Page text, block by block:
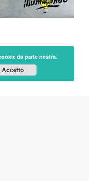
da parte nostra.
Accetto